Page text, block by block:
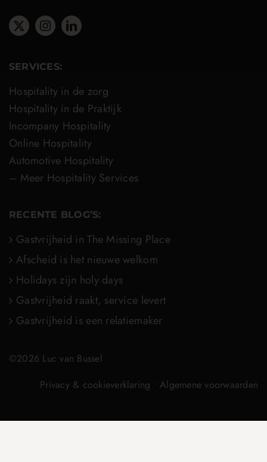
SERVICES:
Hospitality in de zorg
Hospitality in de Praktijk
Incompany Hospitality
Online Hospitality
Automotive Hospitality
– Meer Hospitality Services
RECENTE BLOG’S:
Gastvrijheid in The Missing Place
Afscheid is het nieuwe welkom
Holidays zijn holy days
Gastvrijheid raakt, service levert
Gastvrijheid is een relatiemaker
©2026 Luc van Bussel
Privacy & cookieverklaring •Algemene voorwaarden